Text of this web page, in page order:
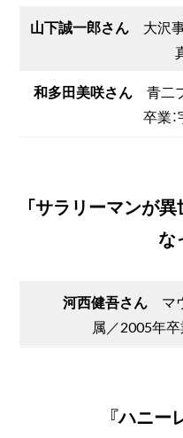
山下誠一郎さん 大沢
和多田美咲さん青二プ
卒業
「サラリーマンが
な
河西健吾さん マ
属／2005年卒
『ハニー